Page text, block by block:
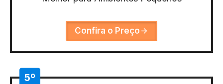
Confira o Preço
5º